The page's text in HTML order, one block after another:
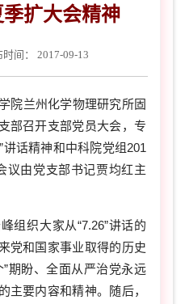
扩大会精神
间： 2017-09-13
院兰州化学物理研究所固
部召开支部党员大会，专
”讲话精神和中科院党组 201
议由党支部书记贾均红主
组织大家从“7.26”讲话的
党和国家事业取得的历史
期盼、全面从严治党永远
主要内容和精神。随后，